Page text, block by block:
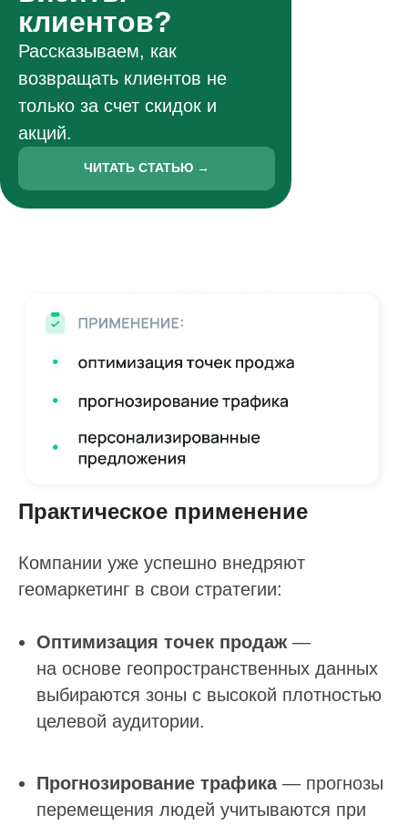
клиентов?
Рассказываем, как
возвращать клиентов не
только за счет скидок и
акций.
ЧИТАТЬ СТАТЬЮ →
Практическое применение
Компании уже успешно внедряют
геомаркетинг в свои стратегии:
Оптимизация точек продаж —
на основе геопространственных данных
выбираются зоны с высокой плотностью
целевой аудитории.
Прогнозирование трафика— прогнозы
перемещения людей учитываются при